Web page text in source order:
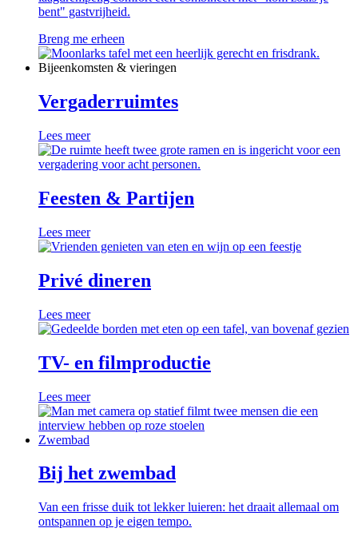
bent" gastvrijheid.
Breng me erheen
Bijeenkomsten & vieringen
Vergaderruimtes
Lees meer
Feesten & Partijen
Lees meer
Privé dineren
Lees meer
TV- en filmproductie
Lees meer
Zwembad
Bij het zwembad
Van een frisse duik tot lekker luieren: het draait allemaal om
ontspannen op je eigen tempo.